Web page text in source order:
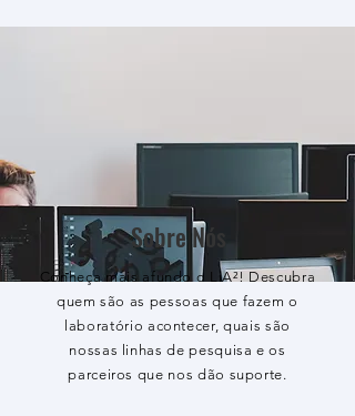
Sobre Nós
Conheça mais afundo o LiA²! Descubra
quem são as pessoas que fazem o
laboratório acontecer, quais são
nossas linhas de pesquisa e os
parceiros que nos dão suporte.